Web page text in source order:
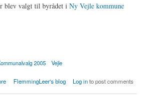
blev valgt til byrådet i Ny Vejle kommune
2005 Vejle
stemmetal
FlemmingLeer's blog Log into post comments